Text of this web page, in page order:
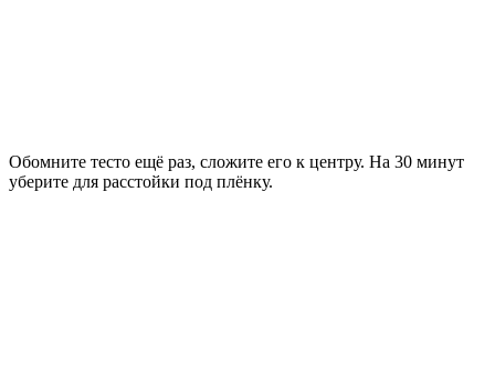
Обомните тесто ещё раз, сложите его к центру. На 30 минут
уберите для расстойки под плёнку.